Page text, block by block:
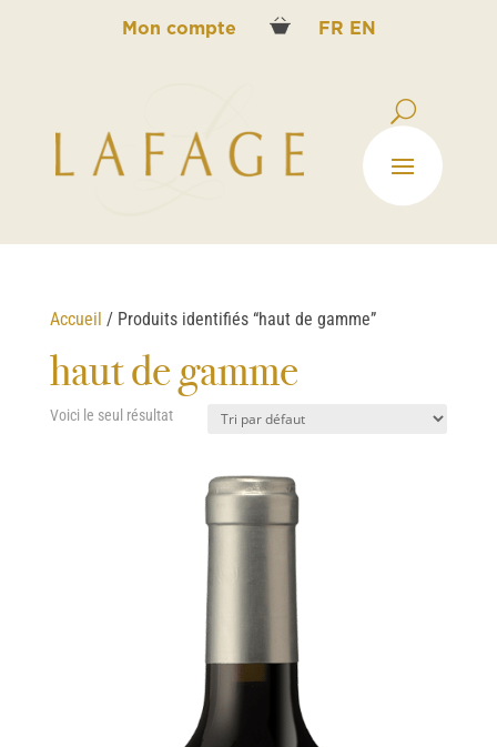
Mon compte FR EN
Accueil / Produits identifiés “haut de gamme”
haut de gamme
Voici le seul résultat